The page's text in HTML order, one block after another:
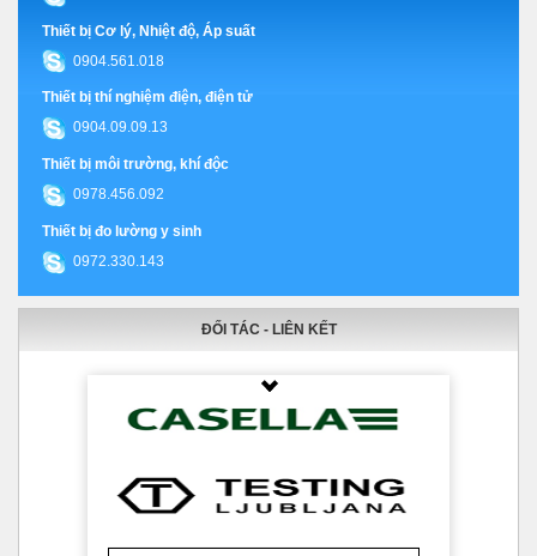
Thiết bị Cơ lý, Nhiệt độ, Áp suất
0904.561.018
Thiết bị thí nghiệm điện, điện tử
0904.09.09.13
Thiết bị môi trường, khí độc
0978.456.092
Thiết bị đo lường y sinh
0972.330.143
ĐỐI TÁC - LIÊN KẾT